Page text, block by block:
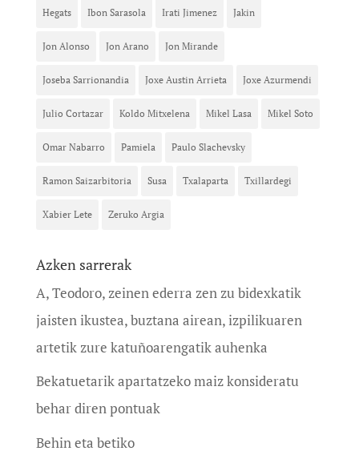
Hegats Ibon Sarasola Irati Jimenez Jakin
Jon Alonso Jon Arano Jon Mirande
Joseba Sarrionandia Joxe Austin Arrieta Joxe Azurmendi
Julio Cortazar Koldo Mitxelena Mikel Lasa Mikel Soto
Omar Nabarro Pamiela Paulo Slachevsky
Ramon Saizarbitoria Susa Txalaparta Txillardegi
Xabier Lete Zeruko Argia
Azken sarrerak
A, Teodoro, zeinen ederra zen zu bidexkatik
jaisten ikustea, buztana airean, izpilikuaren
artetik zure katuñoarengatik auhenka
Bekatuetarik apartatzeko maiz konsideratu
behar diren pontuak
Behin eta betiko